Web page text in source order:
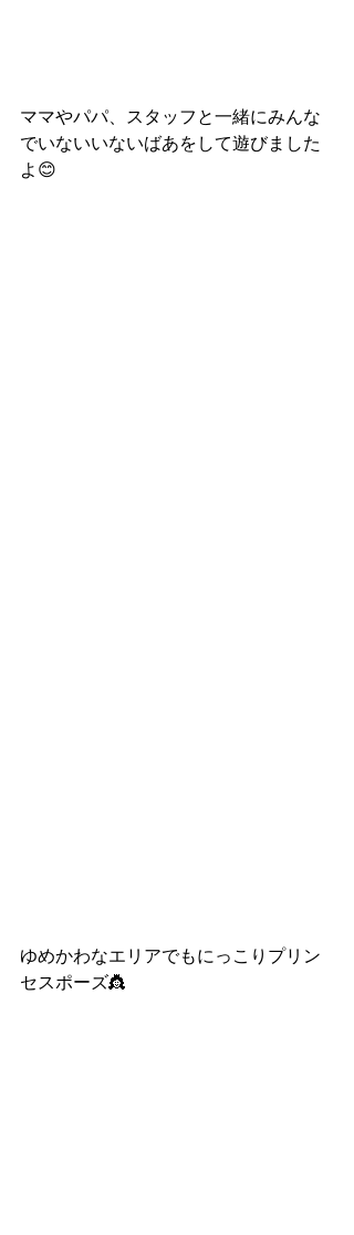
ママやパパ、スタッフと一緒にみんな
でいないいないばあをして遊びました
よ😊
ゆめかわなエリアでもにっこりプリン
セスポーズ👸